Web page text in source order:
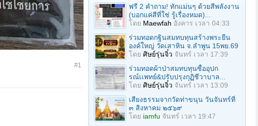
#1
ฟรี 2 คำถาม! ทักแม่นๆ ด้วยสีพลังงาน
(บอกแค่สีที่ใช่ รู้เรื่องหมด)...
โดย Maewfah อังคาร เวลา 04:33
ร่วมทอดกฐินสมทบทุนสร้างพระยืน
องค์ใหญ่ วัดเสาหิน จ.ลําพูน 15พย.69
โดย ศิษย์รุ่นจิ๋ว จันทร์ เวลา 17:39
ร่วมทอดผ้าป่าสมทบทุนซื้ออุปก
รณ์เเพทย์&ปรับปรุงกุฏิชีวาบาล...
โดย ศิษย์รุ่นจิ๋ว จันทร์ เวลา 13:09
เสียงธรรมจากวัดท่าขนุน วันจันทร์ที่
๓ สิงหาคม ๒๕๖๙
โดย iamfu จันทร์ เวลา 19:47